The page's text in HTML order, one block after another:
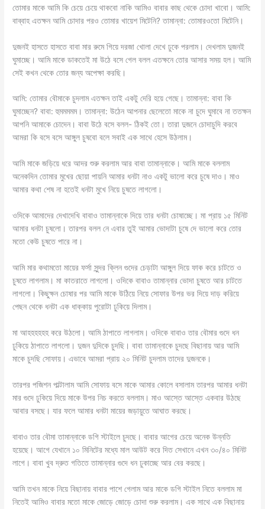
তোমার মাকে আমি কি চেয়ে চেয়ে থাকবো নাকি আমিও বাবার কাছ থেকে চোদা খাবো। আমি:
বাব্বাহ এতক্ষন আমি চোদার পরও তোমার খায়েশ মিটেনি? তামান্না: তোমারওতো মিটেনি।
দুজনই হাসতে হাসতে বাবা মার রুমে গিয়ে দরজা খোলা দেখে ঢুকে পরলাম। দেখলাম দুজনই
ঘুমাচ্ছে। আমি মাকে ডাকতেই মা উঠে বসে গেল বলল এতক্ষনে তোর আসার সময় হল। আমি
সেই কখন থেকে তোর জন্য অপেক্ষা করছি।
আমি: তোমার বৌমাকে চুদলাম এতক্ষন তাই একটু দেরি হয়ে গেছে। তামান্না: বাবা কি
ঘুমাচ্ছেন? বাবা: হুমমমমম। তামান্না: উঠেন আপনার ছেলেতো মাকে না চুদে ঘুমাবে না ততক্ষন
আপনি আমাকে চোদেন। বাবা উঠে বসে বলল- ঠিকই তো। তারা দুজনে চোদাচুদি করবে
আমরা কি বসে বসে আঙ্গুল চুষবো বলে সবাই এক সাথে হেসে উঠলাম।
আমি মাকে জড়িয়ে ধরে আদর শুরু করলাম আর বাবা তামান্নাকে। আমি মাকে বললাম
অনেকদিন তোমার মুখের ছোয়া পায়নি আমার ধনটা নাও একটু ভালো করে চুষে দাও। মাও
আমার কথা শেষ না হতেই ধনটা মুখে নিয়ে চুষতে লাগলো।
ওদিকে আমাদের দেখাদেখি বাবাও তামান্নাকে দিয়ে তার ধনটা চোষাচ্ছে। মা প্রায় ১৫ মিনিট
আমার ধনটা চুষলো। তারপর বলল নে এবার তুই আমার ভোদাটা চুষে দে ভালো করে তোর
মতো কেউ চুষতে পারে না।
আমি মার কথামতো মায়ের ফর্সা সুন্দর ক্লিন গুদের চেড়াটা আঙ্গুল দিয়ে ফাক করে চাটতে ও
চুষতে লাগলাম। মা কাতরাতে লাগলো। ওদিকে বাবাও তামান্নার ভোদা চুষতে আর চাটতে
লাগলো। কিছুক্ষন চোষার পর আমি মাকে উঠিয়ে নিয়ে সোফার উপর ভর দিয়ে দাড় করিয়ে
পেছন থেকে ধনটা এক ধাক্কায় পুরোটা ঢুকিয়ে দিলাম।
মা আহহহহহহ করে উঠলো। আমি ঠাপাতে লাগলাম। ওদিকে বাবাও তার বৌমার গুদে ধন
ঢুকিয়ে ঠাপাতে লাগলো। দুজন দুদিকে চুদছি। বাবা তামান্নাকে চুদছে বিছানায় আর আমি
মাকে চুদছি সোফায়। এভাবে আমরা প্রায় ২০ মিনিট চুদলাম তাদের দুজনকে।
তারপর পজিশন পাল্টালাম আমি সোফায় বসে মাকে আমার কোলে বসালাম তারপর আমার ধনটা
মার গুদে ঢুকিয়ে দিয়ে মাকে উপর নিচ করতে বললাম। মাও আস্তে আস্তে একবার উঠছে
আবার বসছে। যার ফলে আমার ধনটা মায়ের জড়ায়ুতে আঘাত করছে।
বাবাও তার বৌমা তামান্নাকে ডগি স্টাইলে চুদছে। বাবার আগের চেয়ে অনেক উন্নতি
হয়েছে। আগে যেখানে ১০ মিনিটের মধ্যে মাল আউট করে দিত সেখানে এখন ৩০/৪০ মিনিট
লাগে। বাবা খুব দ্রুত গতিতে তামান্নার গুদে ধন ঢুকাচ্ছে আর বের করছে।
আমি তখন মাকে নিয়ে বিছানায় বাবার পাশে গেলাম আর মাকে ডগি স্টাইল নিতে বললাম মা
নিতেই আমিও বাবার মতো মাকে জোড়ে জোড়ে চোদা শুরু করলাম। এক সাথে এক বিছানায়